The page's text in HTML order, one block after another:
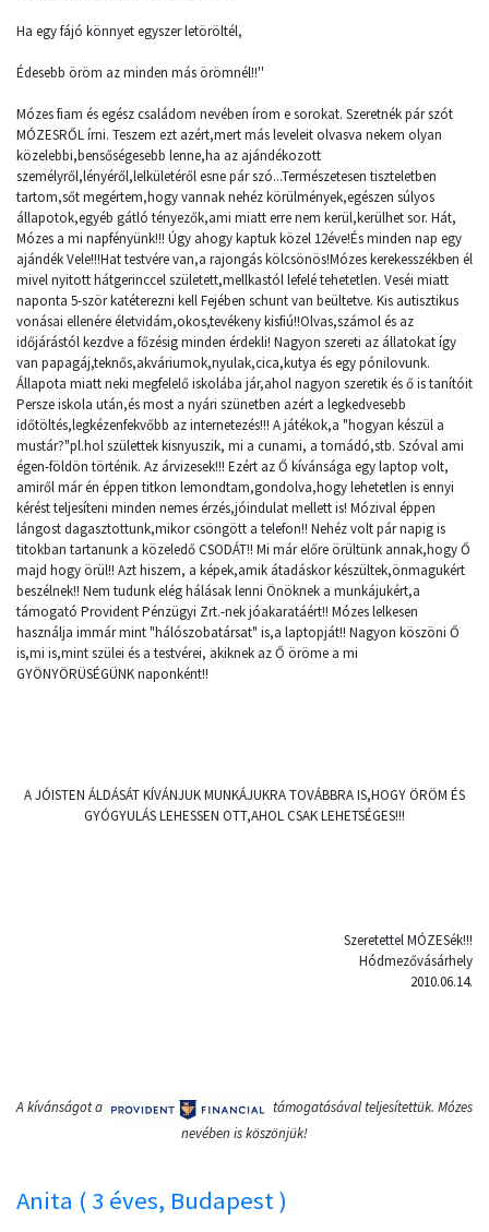
Ha egy fájó könnyet egyszer letöröltél,
Édesebb öröm az minden más örömnél!!''
Mózes fiam és egész családom nevében írom e sorokat. Szeretnék pár szót
MÓZESRŐL írni. Teszem ezt azért,mert más leveleit olvasva nekem olyan
közelebbi,bensőségesebb lenne,ha az ajándékozott
személyről,lényéről,lelkületéről esne pár szó...Természetesen tiszteletben
tartom,sőt megértem,hogy vannak nehéz körülmények,egészen súlyos
állapotok,egyéb gátló tényezők,ami miatt erre nem kerül,kerülhet sor. Hát,
Mózes a mi napfényünk!!! Úgy ahogy kaptuk közel 12éve!És minden nap egy
ajándék Vele!!!Hat testvére van,a rajongás kölcsönös!Mózes kerekesszékben él
mivel nyitott hátgerinccel született,mellkastól lefelé tehetetlen. Veséi miatt
naponta 5-ször katéterezni kell Fejében schunt van beültetve. Kis autisztikus
vonásai ellenére életvidám,okos,tevékeny kisfiú!!Olvas,számol és az
időjárástól kezdve a főzésig minden érdekli! Nagyon szereti az állatokat így
van papagáj,teknős,akváriumok,nyulak,cica,kutya és egy pónilovunk.
Állapota miatt neki megfelelő iskolába jár,ahol nagyon szeretik és ő is tanítóit
Persze iskola után,és most a nyári szünetben azért a legkedvesebb
időtöltés,legkézenfekvőbb az internetezés!!! A játékok,a "hogyan készül a
mustár?"pl.hol születtek kisnyuszik, mi a cunami, a tornádó,stb. Szóval ami
égen-földön történik. Az árvizesek!!! Ezért az Ő kívánsága egy laptop volt,
amiről már én éppen titkon lemondtam,gondolva,hogy lehetetlen is ennyi
kérést teljesíteni minden nemes érzés,jóindulat mellett is! Mózival éppen
lángost dagasztottunk,mikor csöngött a telefon!! Nehéz volt pár napig is
titokban tartanunk a közeledő CSODÁT!! Mi már előre örültünk annak,hogy Ő
majd hogy örül!! Azt hiszem, a képek,amik átadáskor készültek,önmagukért
beszélnek!! Nem tudunk elég hálásak lenni Önöknek a munkájukért,a
támogató Provident Pénzügyi Zrt.-nek jóakaratáért!! Mózes lelkesen
használja immár mint "hálószobatársat" is,a laptopját!! Nagyon köszöni Ő
is,mi is,mint szülei és a testvérei, akiknek az Ő öröme a mi
GYÖNYÖRÜSÉGÜNK naponként!!
A JÓISTEN ÁLDÁSÁT KÍVÁNJUK MUNKÁJUKRA TOVÁBBRA IS,HOGY ÖRÖM ÉS
GYÓGYULÁS LEHESSEN OTT,AHOL CSAK LEHETSÉGES!!!
Szeretettel MÓZESék!!!
Hódmezővásárhely
2010.06.14.
A kívánságot a
támogatásával teljesítettük. Mózes
nevében is köszönjük!
Anita ( 3 éves, Budapest )